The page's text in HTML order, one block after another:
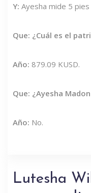
Y: Ayesha mide 5
Que: ¿Cuál es el
Año: 879.09 KUSD.
Que: ¿Ayesha
Año: No.
Lutesha